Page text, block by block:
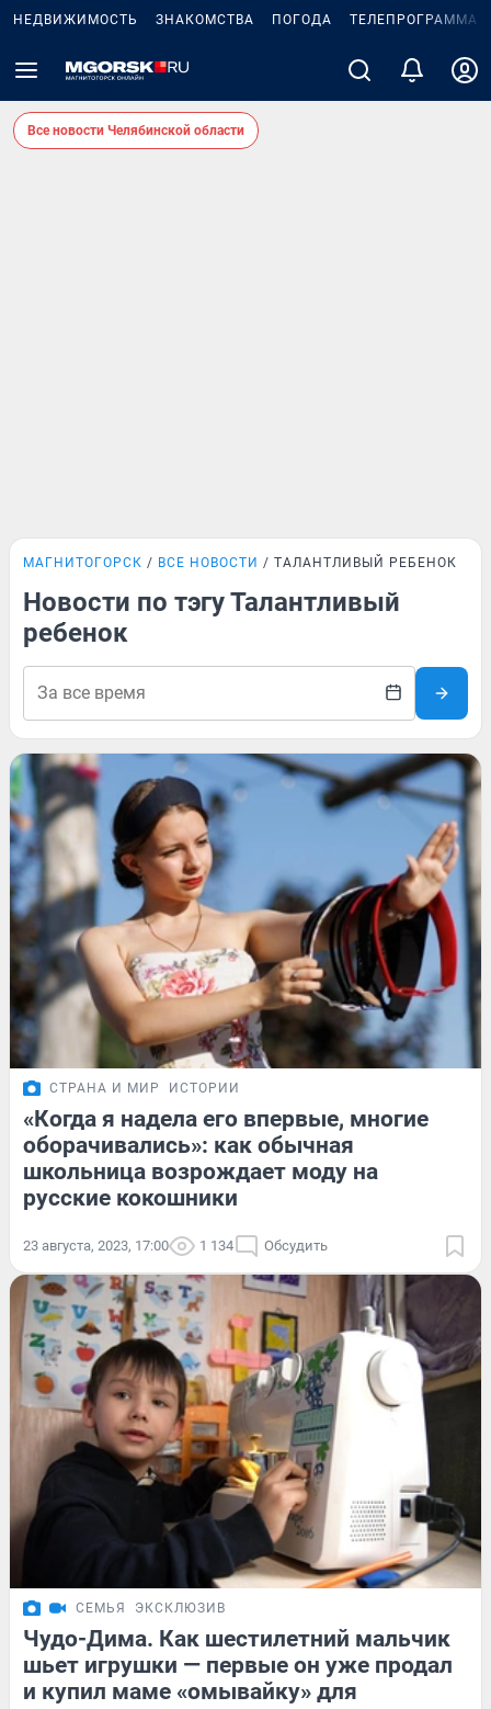
НЕДВИЖИМОСТЬ ЗНАКОМСТВА ПОГОДА ТЕЛЕПРОГРАММА
Все новости Челябинской области
МАГНИТОГОРСК ВСЕ НОВОСТИ ТАЛАНТЛИВЫЙ РЕБЕНОК
Новости по тэгу Талантливый
ребенок
СТРАНА И МИР ИСТОРИИ
«Когда я надела его впервые, многие
оборачивались»: как обычная
школьница возрождает моду на
русские кокошники
23 августа, 2023, 17:00 1 134 Обсудить
СЕМЬЯ ЭКСКЛЮЗИВ
Чудо-Дима. Как шестилетний мальчик
шьет игрушки — первые он уже продал
и купил маме «омывайку» для